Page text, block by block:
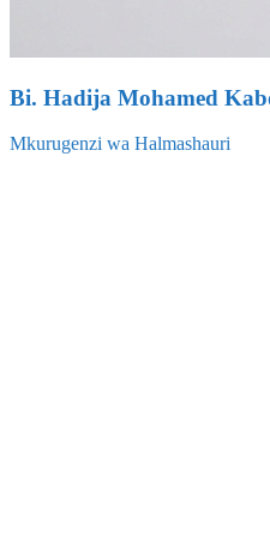
Bi. Hadija Mohamed
Mkurugenzi wa Halmashauri